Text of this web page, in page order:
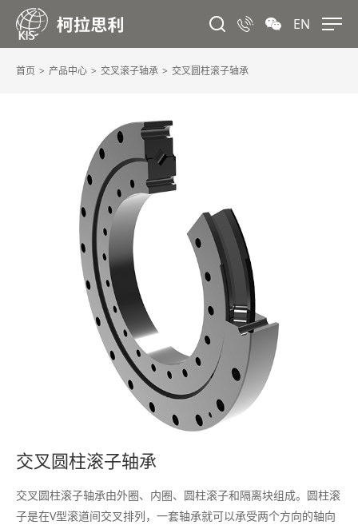
EN
首页 产品中心 交叉滚子轴承 交叉圆柱滚子轴承
交叉圆柱滚子轴承
交叉圆柱滚子轴承由外圈、内圈、圆柱滚子和隔离块组成。圆柱滚
子是在V型滚道间交叉排列，一套轴承就可以承受两个方向的轴向